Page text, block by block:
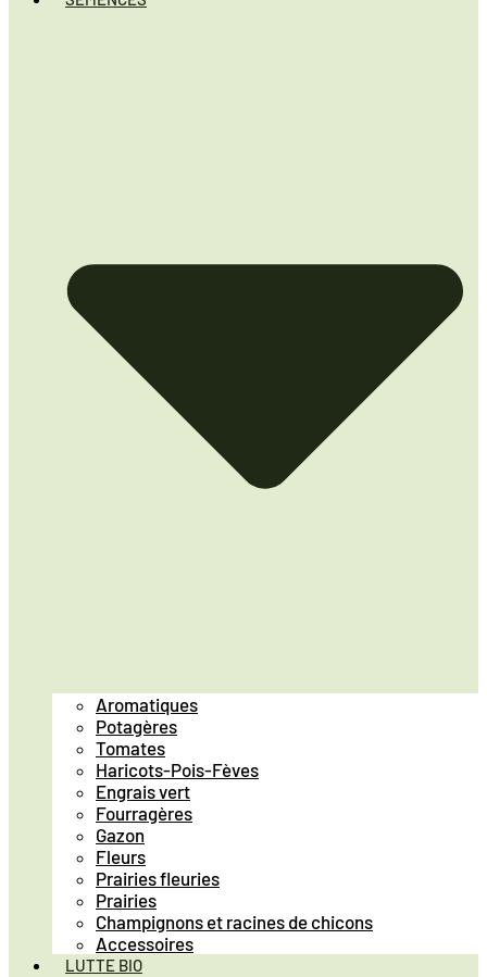
Aromatiques
Potagères
Tomates
Haricots-Pois-Fèves
Engrais vert
Fourragères
Gazon
Fleurs
Prairies fleuries
Prairies
Champignons et racines de chicons
Accessoires
LUTTE BIO